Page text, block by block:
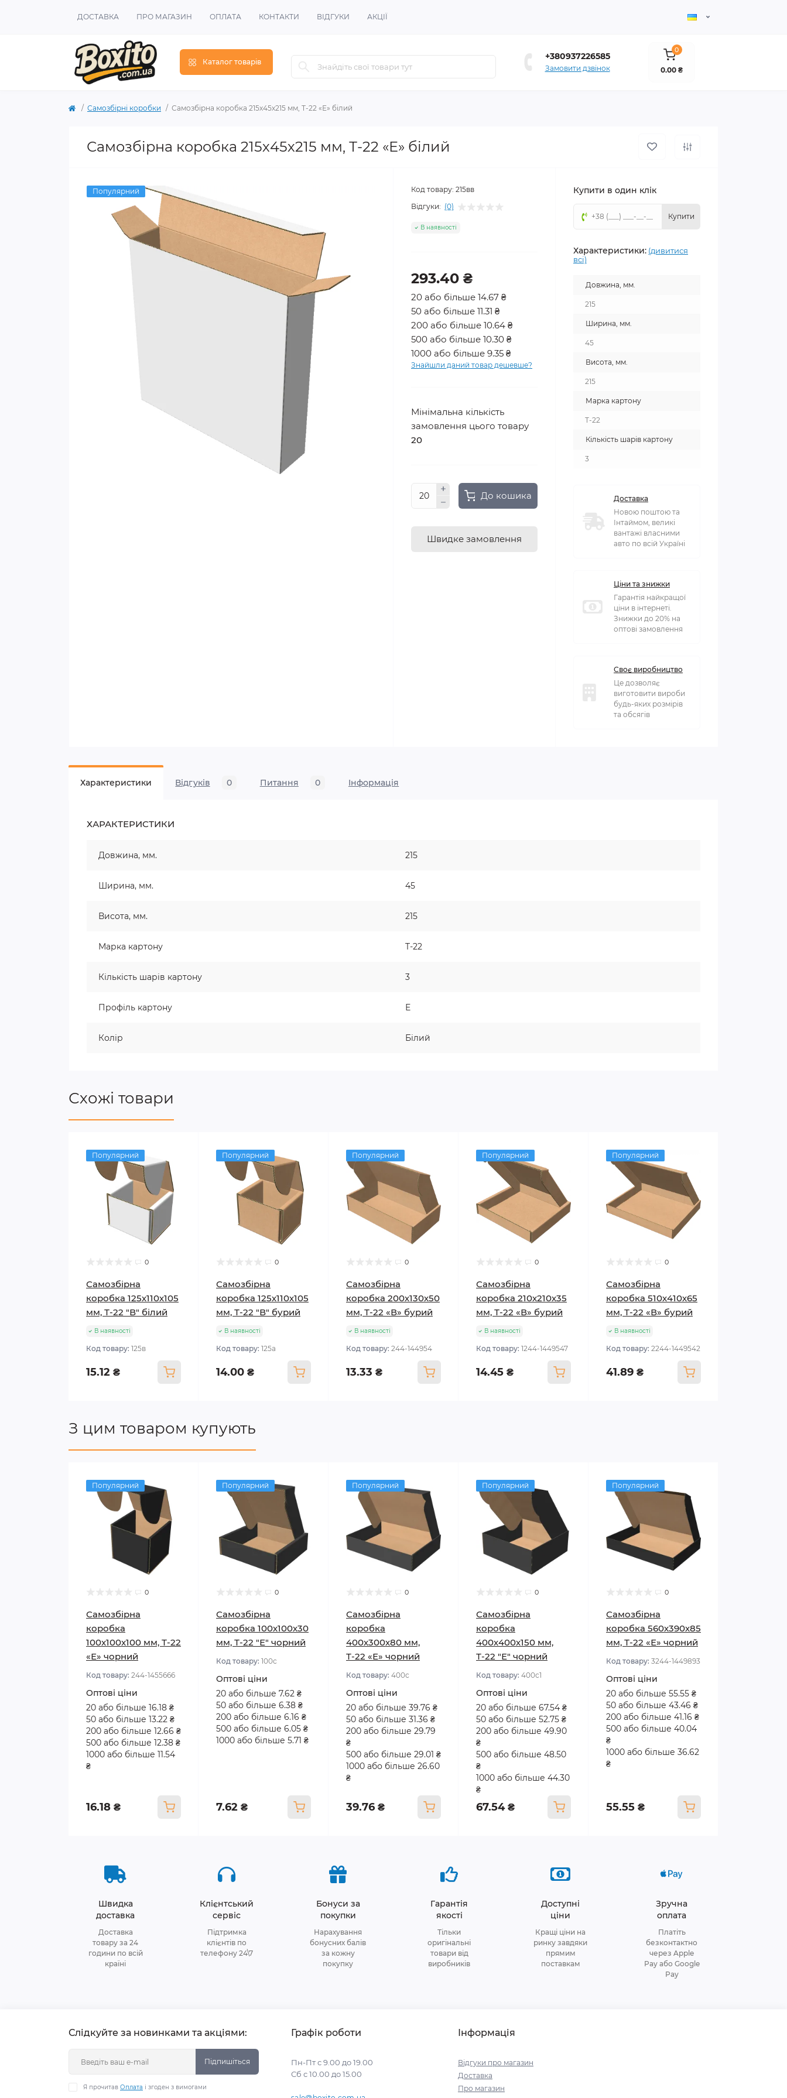
ДОСТАВКА ПРО МАГАЗИН ОПЛАТА КОНТАКТИ ВІДГУКИ АКЦІЇ
Каталог товарів
+380937226585
Замовити дзвінок
0
0.00 ₴
Самозбірні коробки Самозбірна коробка 215х45х215 мм, Т-22 «Е» білий
Самозбірна коробка 215х45х215 мм, Т-22 «Е» білий
Популярний Код товару: 215вв
Відгуки: (0)
В наявності
293.40 ₴
20 або більше 14.67 ₴
50 або більше 11.31 ₴
200 або більше 10.64 ₴
500 або більше 10.30 ₴
1000 або більше 9.35 ₴
Знайшли даний товар дешевше?
Мінімальна кількість
замовлення цього товару
20
До кошика
Швидке замовлення
Купити в один клік
Купити
Характеристики: (дивитися
всі)
Довжина, мм.
215
Ширина, мм.
45
Висота, мм.
215
Марка картону
T-22
Кількість шарів картону
3
Доставка
Новою поштою та
Інтаймом, великі
вантажі власними
авто по всій Україні
Ціни та знижки
Гарантія найкращої
ціни в інтернеті.
Знижки до 20% на
оптові замовлення
Своє виробництво
Це дозволяє
виготовити вироби
будь-яких розмірів
та обсягів
Характеристики Відгуків 0 Питання 0 Iнформація
ХАРАКТЕРИСТИКИ
Довжина, мм. 215
Ширина, мм. 45
Висота, мм. 215
Марка картону T-22
Кількість шарів картону 3
Профіль картону Е
Колір Білий
Схожі товари
Популярний
0
Самозбірна
коробка 125х110х105
мм, Т-22 "В" білий
В наявності
Код товару: 125в
15.12 ₴
Популярний
0
Самозбірна
коробка 125х110х105
мм, Т-22 "В" бурий
В наявності
Код товару: 125а
14.00 ₴
Популярний
0
Самозбірна
коробка 200х130х50
мм, Т-22 «В» бурий
В наявності
Код товару: 244-144954
13.33 ₴
Популярний
0
Самозбірна
коробка 210х210х35
мм, Т-22 «В» бурий
В наявності
Код товару: 1244-1449547
14.45 ₴
Популярний
0
Самозбірна
коробка 510х410х65
мм, Т-22 «В» бурий
В наявності
Код товару: 2244-1449542
41.89 ₴
З цим товаром купують
Популярний
0
Самозбірна
коробка
100x100x100 мм, Т-22
«Е» чорний
Код товару: 244-1455666
Оптові ціни
20 або більше 16.18 ₴
50 або більше 13.22 ₴
200 або більше 12.66 ₴
500 або більше 12.38 ₴
1000 або більше 11.54
₴
16.18 ₴
Популярний
0
Самозбірна
коробка 100х100х30
мм, Т-22 "Е" чорний
Код товару: 100с
Оптові ціни
20 або більше 7.62 ₴
50 або більше 6.38 ₴
200 або більше 6.16 ₴
500 або більше 6.05 ₴
1000 або більше 5.71 ₴
7.62 ₴
Популярний
0
Самозбірна
коробка
400х300х80 мм,
Т-22 «Е» чорний
Код товару: 400с
Оптові ціни
20 або більше 39.76 ₴
50 або більше 31.36 ₴
200 або більше 29.79
₴
500 або більше 29.01 ₴
1000 або більше 26.60
₴
39.76 ₴
Популярний
0
Самозбірна
коробка
400х400х150 мм,
Т-22 "Е" чорний
Код товару: 400с1
Оптові ціни
20 або більше 67.54 ₴
50 або більше 52.75 ₴
200 або більше 49.90
₴
500 або більше 48.50
₴
1000 або більше 44.30
₴
67.54 ₴
Популярний
0
Самозбірна
коробка 560х390х85
мм, Т-22 «Е» чорний
Код товару: 3244-1449893
Оптові ціни
20 або більше 55.55 ₴
50 або більше 43.46 ₴
200 або більше 41.16 ₴
500 або більше 40.04
₴
1000 або більше 36.62
₴
55.55 ₴
Швидка
доставка
Доставка
товару за 24
години по всій
країні
Клієнтський
сервіс
Підтримка
клієнтів по
телефону 24\7
Бонуси за
покупки
Нарахування
бонусних балів
за кожну
покупку
Гарантія
якості
Тільки
оригінальні
товари від
виробників
Доступні
ціни
Кращі ціни на
ринку завдяки
прямим
поставкам
Зручна
оплата
Платіть
безконтактно
через Apple
Pay або Google
Pay
Слідкуйте за новинками та акціями:
Підпишіться
Я прочитав Оплата і згоден з вимогами
Графік роботи
Пн-Пт с 9.00 до 19.00
Сб с 10.00 до 15.00
Інформація
Відгуки про магазин
Доставка
Про магазин